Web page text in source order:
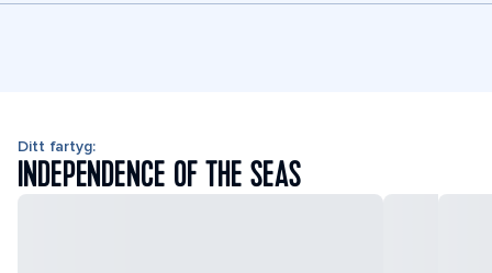
Ditt fartyg:
INDEPENDENCE OF THE SEAS